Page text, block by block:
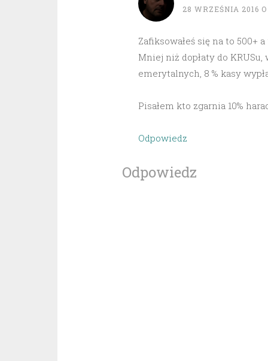
28 WRZEŚNIA 2016 O
Zafiksowałeś się na to 500+
Mniej niż dopłaty do
emerytalnych, 8 % kasy
Pisałem kto zgarnia 10%
Odpowiedz
Odpowiedz